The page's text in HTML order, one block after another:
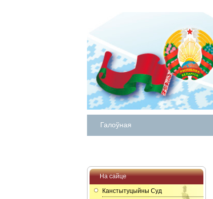
Галоўная
На сайце
Канстытуцыйны Суд